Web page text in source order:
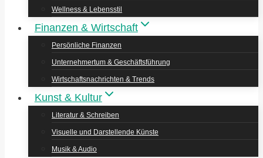
Wellness & Lebensstil
Finanzen & Wirtschaft
Persönliche Finanzen
Unternehmertum & Geschäftsführung
Wirtschaftsnachrichten & Trends
Kunst & Kultur
Literatur & Schreiben
Visuelle und Darstellende Künste
Musik & Audio